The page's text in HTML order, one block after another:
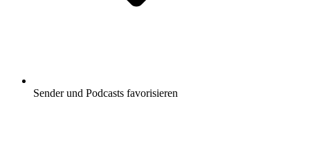
Sender und Podcasts favorisieren